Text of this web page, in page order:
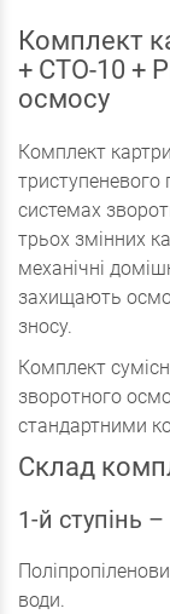
Комплект
+ CTO-10 +
осмосу
Комплект
системах
трьох змінних
механічні
захищають
зносу.
Комплект
зворотного
стандартними
Склад
1-й ступінь
води.